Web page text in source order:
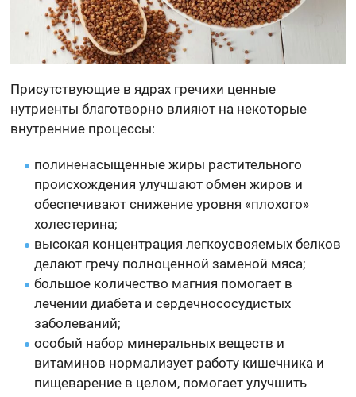
Присутствующие в ядрах гречихи ценные
нутриенты благотворно влияют на некоторые
внутренние процессы:
полиненасыщенные жиры растительного
происхождения улучшают обмен жиров и
обеспечивают снижение уровня «плохого»
холестерина;
высокая концентрация легкоусвояемых белков
делают гречу полноценной заменой мяса;
большое количество магния помогает в
лечении диабета и сердечнососудистых
заболеваний;
особый набор минеральных веществ и
витаминов нормализует работу кишечника и
пищеварение в целом, помогает улучшить